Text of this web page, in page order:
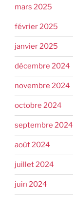
mars 2025
février 2025
janvier 2025
décembre 2024
novembre 2024
octobre 2024
septembre 2024
août 2024
juillet 2024
juin 2024